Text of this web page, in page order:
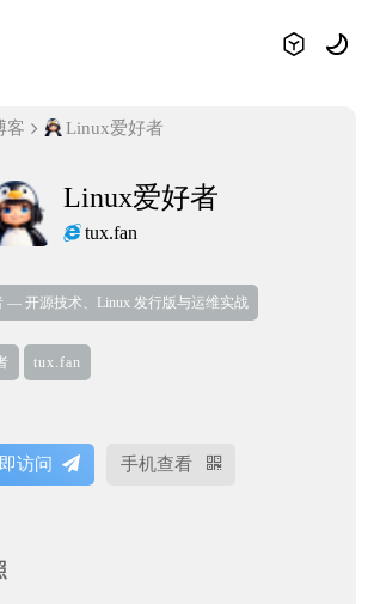
客 Linux爱好者
Linux爱好者
tux.fan
— 开源技术、Linux 发行版与运维实战
tux.fan
访问 手机查看